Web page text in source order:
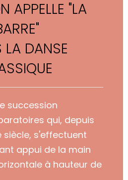
APPELLE "LA
LA DANSE
succession
qui, depuis
siècle, s'effectuent
appui de la main
à hauteur de